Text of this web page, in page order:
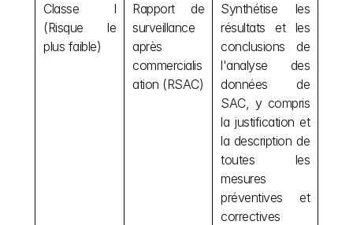
Classe I
(Risque le
plus faible)
Rapport de
surveillance
après
commercialis
ation (RSAC)
Synthétise les
résultats et les
conclusions de
l'analyse des
données de
SAC, y compris
la justification et
la description de
toutes les
mesures
préventives et
correctives